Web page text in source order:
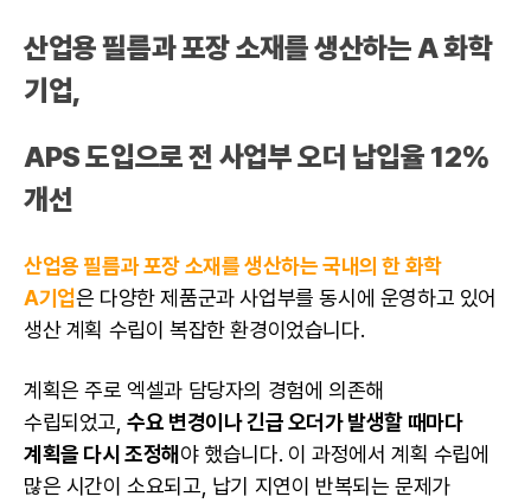
산업용 필름과 포장 소재를 생산하는 A 화학
기업,
APS 도입으로 전 사업부 오더 납입율 12%
개선
산업용 필름과 포장 소재를 생산하는 국내의 한 화학
A기업은 다양한 제품군과 사업부를 동시에 운영하고 있어
생산 계획 수립이 복잡한 환경이었습니다.
계획은 주로 엑셀과 담당자의 경험에 의존해
수립되었고,수요 변경이나 긴급 오더가 발생할 때마다
계획을 다시 조정해 야 했습니다. 이 과정에서 계획 수립에
많은 시간이 소요되고, 납기 지연이 반복되는 문제가